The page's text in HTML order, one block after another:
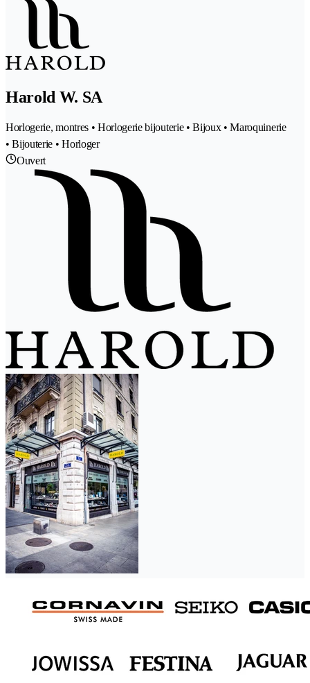
Harold W. SA
Horlogerie, montres • Horlogerie bijouterie • Bijoux • Maroquinerie
• Bijouterie • Horloger
Ouvert